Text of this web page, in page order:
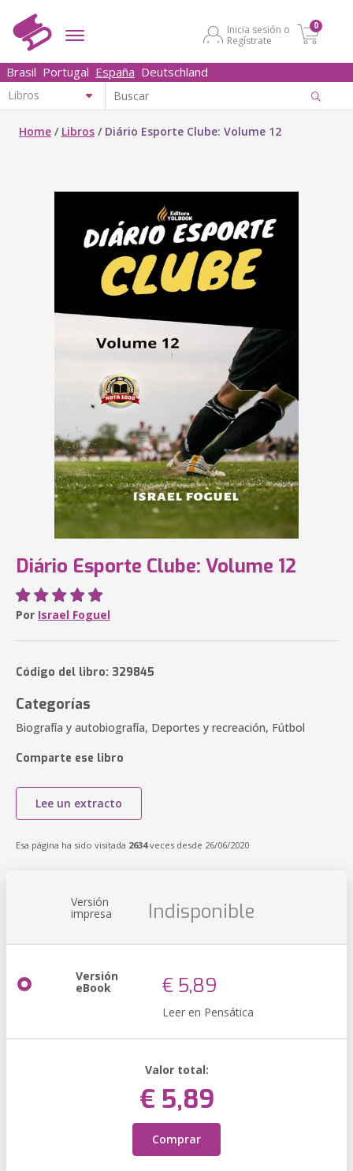
Inicia sesión o
Regístrate
0
Brasil Portugal España Deutschland
Home / Libros / Diário Esporte Clube: Volume 12
Diário Esporte Clube: Volume 12
Por Israel Foguel
Código del libro: 329845
Categorías
Biografía y autobiografía, Deportes y recreación, Fútbol
Comparte ese libro
Lee un extracto
Esa página ha sido visitada 2634veces desde 26/06/2020
Versión
impresa Indisponible
Versión
eBook € 5,89
Leer en Pensática
Valor total:
€ 5,89
Comprar